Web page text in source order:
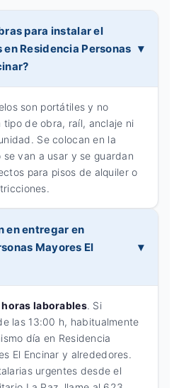
para instalar el
Residencia Personas
son portátiles y no
tipo de obra, raíl, anclaje ni
Se colocan en la
van a usar y se guardan
para pisos de alquiler o
en entregar en
Mayores El
horas laborables. Si
las 13:00 h, habitualmente
día en Residencia
El Encinar y alrededores.
urgentes desde el